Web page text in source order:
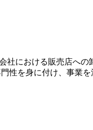
における販売店へ
性を身に付け、事業